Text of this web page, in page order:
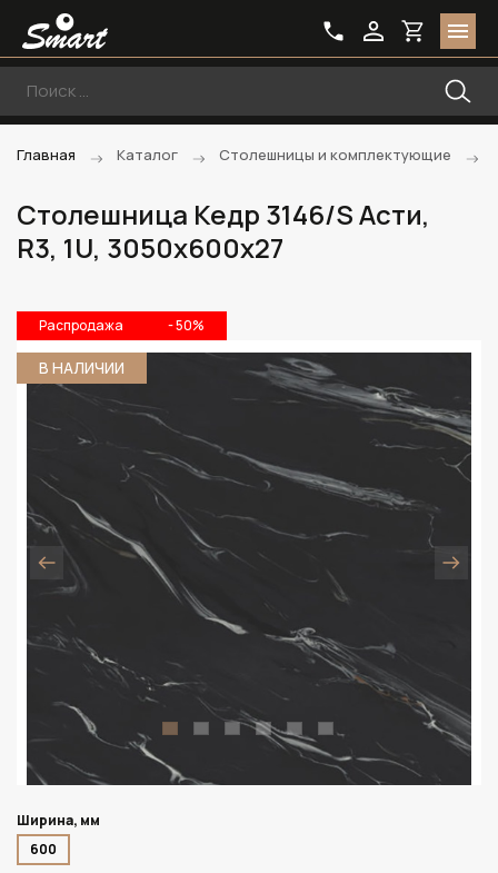
Главная Каталог Столешницы и комплектующие
Столешница Кедр 3146/S Асти,
R3, 1U, 3050х600х27
Распродажа - 50%
В НАЛИЧИИ
Ширина, мм
600